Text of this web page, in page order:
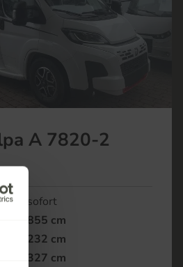
Details
A 7820-2
sofort
855 cm
232 cm
327 cm